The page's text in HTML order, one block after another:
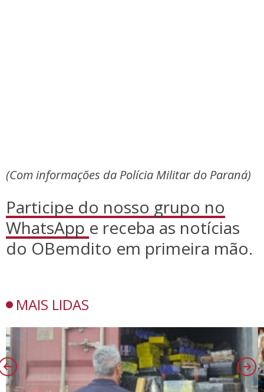
(Com informações da Polícia Militar do Paraná)
Participe do nosso grupo no
WhatsApp e receba as notícias
do OBemdito em primeira mão.
MAIS LIDAS